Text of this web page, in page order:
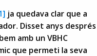
ja quedava clar que a
Disset anys després
amb un VBHC
que permeti la seva